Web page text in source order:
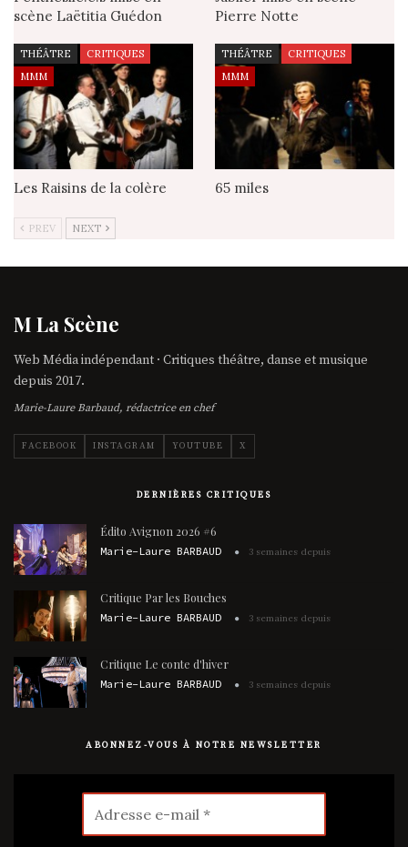
scène Laëtitia Guédon
Pierre Notte
THÉÂTRE
CRITIQUES
MMM
Les Raisins de la colère
THÉÂTRE
CRITIQUES
MMM
65 miles
PREV NEXT
M La Scène
Web Média indépendant · Critiques théâtre, danse et musique
depuis 2017.
Marie-Laure Barbaud, rédactrice en chef
FACEBOOK INSTAGRAM YOUTUBE X
DERNIÈRES CRITIQUES
Édito Avignon 2026 #6
Marie-Laure BARBAUD 3 semaines depuis
Critique Par les Bouches
Marie-Laure BARBAUD 3 semaines depuis
Critique Le conte d'hiver
Marie-Laure BARBAUD 3 semaines depuis
ABONNEZ-VOUS À NOTRE NEWSLETTER